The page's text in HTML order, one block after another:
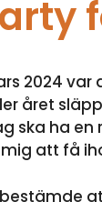
2024
året
ska ha en
att få